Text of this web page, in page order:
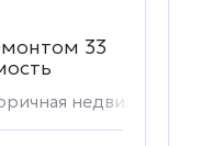
33
недвижимость